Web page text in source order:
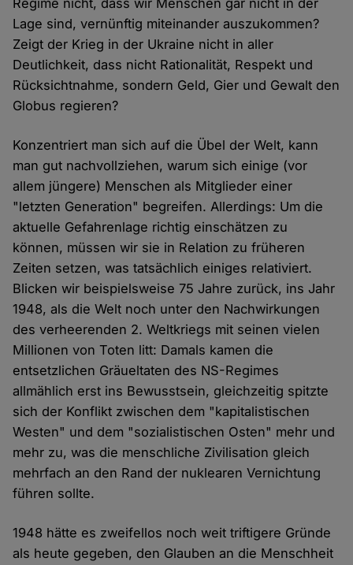
Regime nicht, dass wir Menschen gar nicht in der
Lage sind, vernünftig miteinander auszukommen?
Zeigt der Krieg in der Ukraine nicht in aller
Deutlichkeit, dass nicht Rationalität, Respekt und
Rücksichtnahme, sondern Geld, Gier und Gewalt den
Globus regieren?
Konzentriert man sich auf die Übel der Welt, kann
man gut nachvollziehen, warum sich einige (vor
allem jüngere) Menschen als Mitglieder einer
"letzten Generation" begreifen. Allerdings: Um die
aktuelle Gefahrenlage richtig einschätzen zu
können, müssen wir sie in Relation zu früheren
Zeiten setzen, was tatsächlich einiges relativiert.
Blicken wir beispielsweise 75 Jahre zurück, ins Jahr
1948, als die Welt noch unter den Nachwirkungen
des verheerenden 2. Weltkriegs mit seinen vielen
Millionen von Toten litt: Damals kamen die
entsetzlichen Gräueltaten des NS-Regimes
allmählich erst ins Bewusstsein, gleichzeitig spitzte
sich der Konflikt zwischen dem "kapitalistischen
Westen" und dem "sozialistischen Osten" mehr und
mehr zu, was die menschliche Zivilisation gleich
mehrfach an den Rand der nuklearen Vernichtung
führen sollte.
1948 hätte es zweifellos noch weit triftigere Gründe
als heute gegeben, den Glauben an die Menschheit